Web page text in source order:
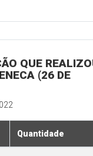
QUE
(26 DE
Quantidade